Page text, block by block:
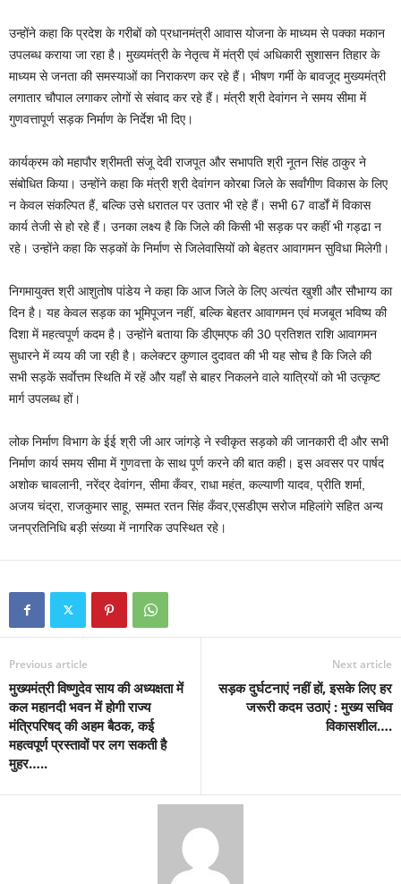
उन्होंने कहा कि प्रदेश के गरीबों को प्रधानमंत्री आवास योजना के माध्यम से पक्का मकान
उपलब्ध कराया जा रहा है। मुख्यमंत्री के नेतृत्व में मंत्री एवं अधिकारी सुशासन तिहार के
माध्यम से जनता की समस्याओं का निराकरण कर रहे हैं। भीषण गर्मी के बावजूद मुख्यमंत्री
लगातार चौपाल लगाकर लोगों से संवाद कर रहे हैं। मंत्री श्री देवांगन ने समय सीमा में
गुणवत्तापूर्ण सड़क निर्माण के निर्देश भी दिए।
कार्यक्रम को महापौर श्रीमती संजू देवी राजपूत और सभापति श्री नूतन सिंह ठाकुर ने
संबोधित किया। उन्होंने कहा कि मंत्री श्री देवांगन कोरबा जिले के सर्वांगीण विकास के लिए
न केवल संकल्पित हैं, बल्कि उसे धरातल पर उतार भी रहे हैं। सभी 67 वार्डों में विकास
कार्य तेजी से हो रहे हैं। उनका लक्ष्य है कि जिले की किसी भी सड़क पर कहीं भी गड्ढा न
रहे। उन्होंने कहा कि सड़कों के निर्माण से जिलेवासियों को बेहतर आवागमन सुविधा मिलेगी।
निगमायुक्त श्री आशुतोष पांडेय ने कहा कि आज जिले के लिए अत्यंत खुशी और सौभाग्य का
दिन है। यह केवल सड़क का भूमिपूजन नहीं, बल्कि बेहतर आवागमन एवं मजबूत भविष्य की
दिशा में महत्वपूर्ण कदम है। उन्होंने बताया कि डीएमएफ की 30 प्रतिशत राशि आवागमन
सुधारने में व्यय की जा रही है। कलेक्टर कुणाल दुदावत की भी यह सोच है कि जिले की
सभी सड़कें सर्वाेत्तम स्थिति में रहें और यहाँ से बाहर निकलने वाले यात्रियों को भी उत्कृष्ट
मार्ग उपलब्ध हों।
लोक निर्माण विभाग के ईई श्री जी आर जांगड़े ने स्वीकृत सड़को की जानकारी दी और सभी
निर्माण कार्य समय सीमा में गुणवत्ता के साथ पूर्ण करने की बात कही। इस अवसर पर पार्षद
अशोक चावलानी, नरेंद्र देवांगन, सीमा कँवर, राधा महंत, कल्याणी यादव, प्रीति शर्मा,
अजय चंद्रा, राजकुमार साहू, सम्मत रतन सिंह कँवर,एसडीएम सरोज महिलांगे सहित अन्य
जनप्रतिनिधि बड़ी संख्या में नागरिक उपस्थित रहे।
Previous article
मुख्यमंत्री विष्णुदेव साय की अध्यक्षता में
कल महानदी भवन में होगी राज्य
मंत्रिपरिषद् की अहम बैठक, कई
महत्वपूर्ण प्रस्तावों पर लग सकती है
मुहर…..
Next article
सड़क दुर्घटनाएं नहीं हों, इसके लिए हर
जरूरी कदम उठाएं : मुख्य सचिव
विकासशील….